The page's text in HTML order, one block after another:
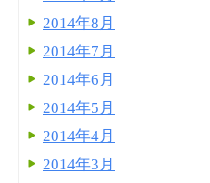
2014年8月
2014年7月
2014年6月
2014年5月
2014年4月
2014年3月